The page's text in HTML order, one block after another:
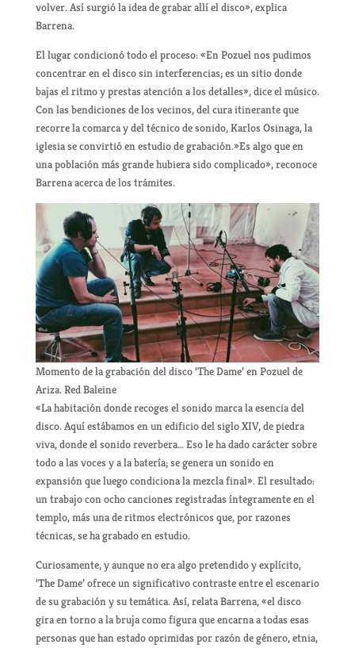
volver. Así surgió la idea de grabar allí el disco», explica
Barrena.
El lugar condicionó todo el proceso: «En Pozuel nos pudimos
concentrar en el disco sin interferencias; es un sitio donde
bajas el ritmo y prestas atención a los detalles», dice el músico.
Con las bendiciones de los vecinos, del cura itinerante que
recorre la comarca y del técnico de sonido, Karlos Osinaga, la
iglesia se convirtió en estudio de grabación.»Es algo que en
una población más grande hubiera sido complicado», reconoce
Barrena acerca de los trámites.
Momento de la grabación del disco ‘The Dame’ en Pozuel de
Ariza. Red Baleine
«La habitación donde recoges el sonido marca la esencia del
disco. Aquí estábamos en un edificio del siglo XIV, de piedra
viva, donde el sonido reverbera… Eso le ha dado carácter sobre
todo a las voces y a la batería; se genera un sonido en
expansión que luego condiciona la mezcla final». El resultado:
un trabajo con ocho canciones registradas íntegramente en el
templo, más una de ritmos electrónicos que, por razones
técnicas, se ha grabado en estudio.
Curiosamente, y aunque no era algo pretendido y explícito,
‘The Dame’ ofrece un significativo contraste entre el escenario
de su grabación y su temática. Así, relata Barrena, «el disco
gira en torno a la bruja como figura que encarna a todas esas
personas que han estado oprimidas por razón de género, etnia,